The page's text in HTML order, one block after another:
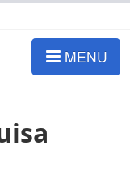
MENU